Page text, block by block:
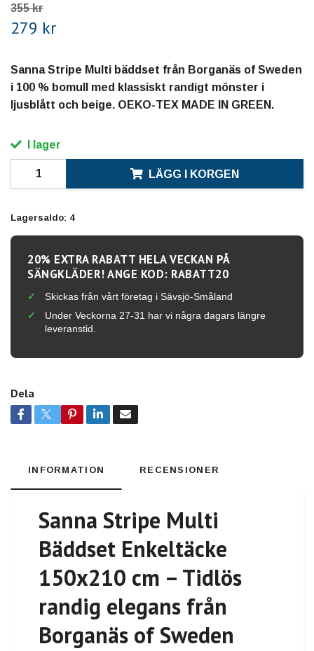
355 kr
279 kr
Sanna Stripe Multi bäddset från Borganäs of Sweden
i 100 % bomull med klassiskt randigt mönster i
ljusblått och beige. OEKO-TEX MADE IN GREEN.
I lager
LÄGG I KORGEN
Lagersaldo: 4
20% EXTRA RABATT HELA VECKAN PÅ
SÄNGKLÄDER! ANGE KOD: RABATT20
Skickas från vårt företag i Sävsjö-Småland
Under Veckorna 27-31 har vi några dagars längre
leveranstid.
Dela
INFORMATION RECENSIONER
Sanna Stripe Multi
Bäddset Enkeltäcke
150x210 cm – Tidlös
randig elegans från
Borganäs of Sweden